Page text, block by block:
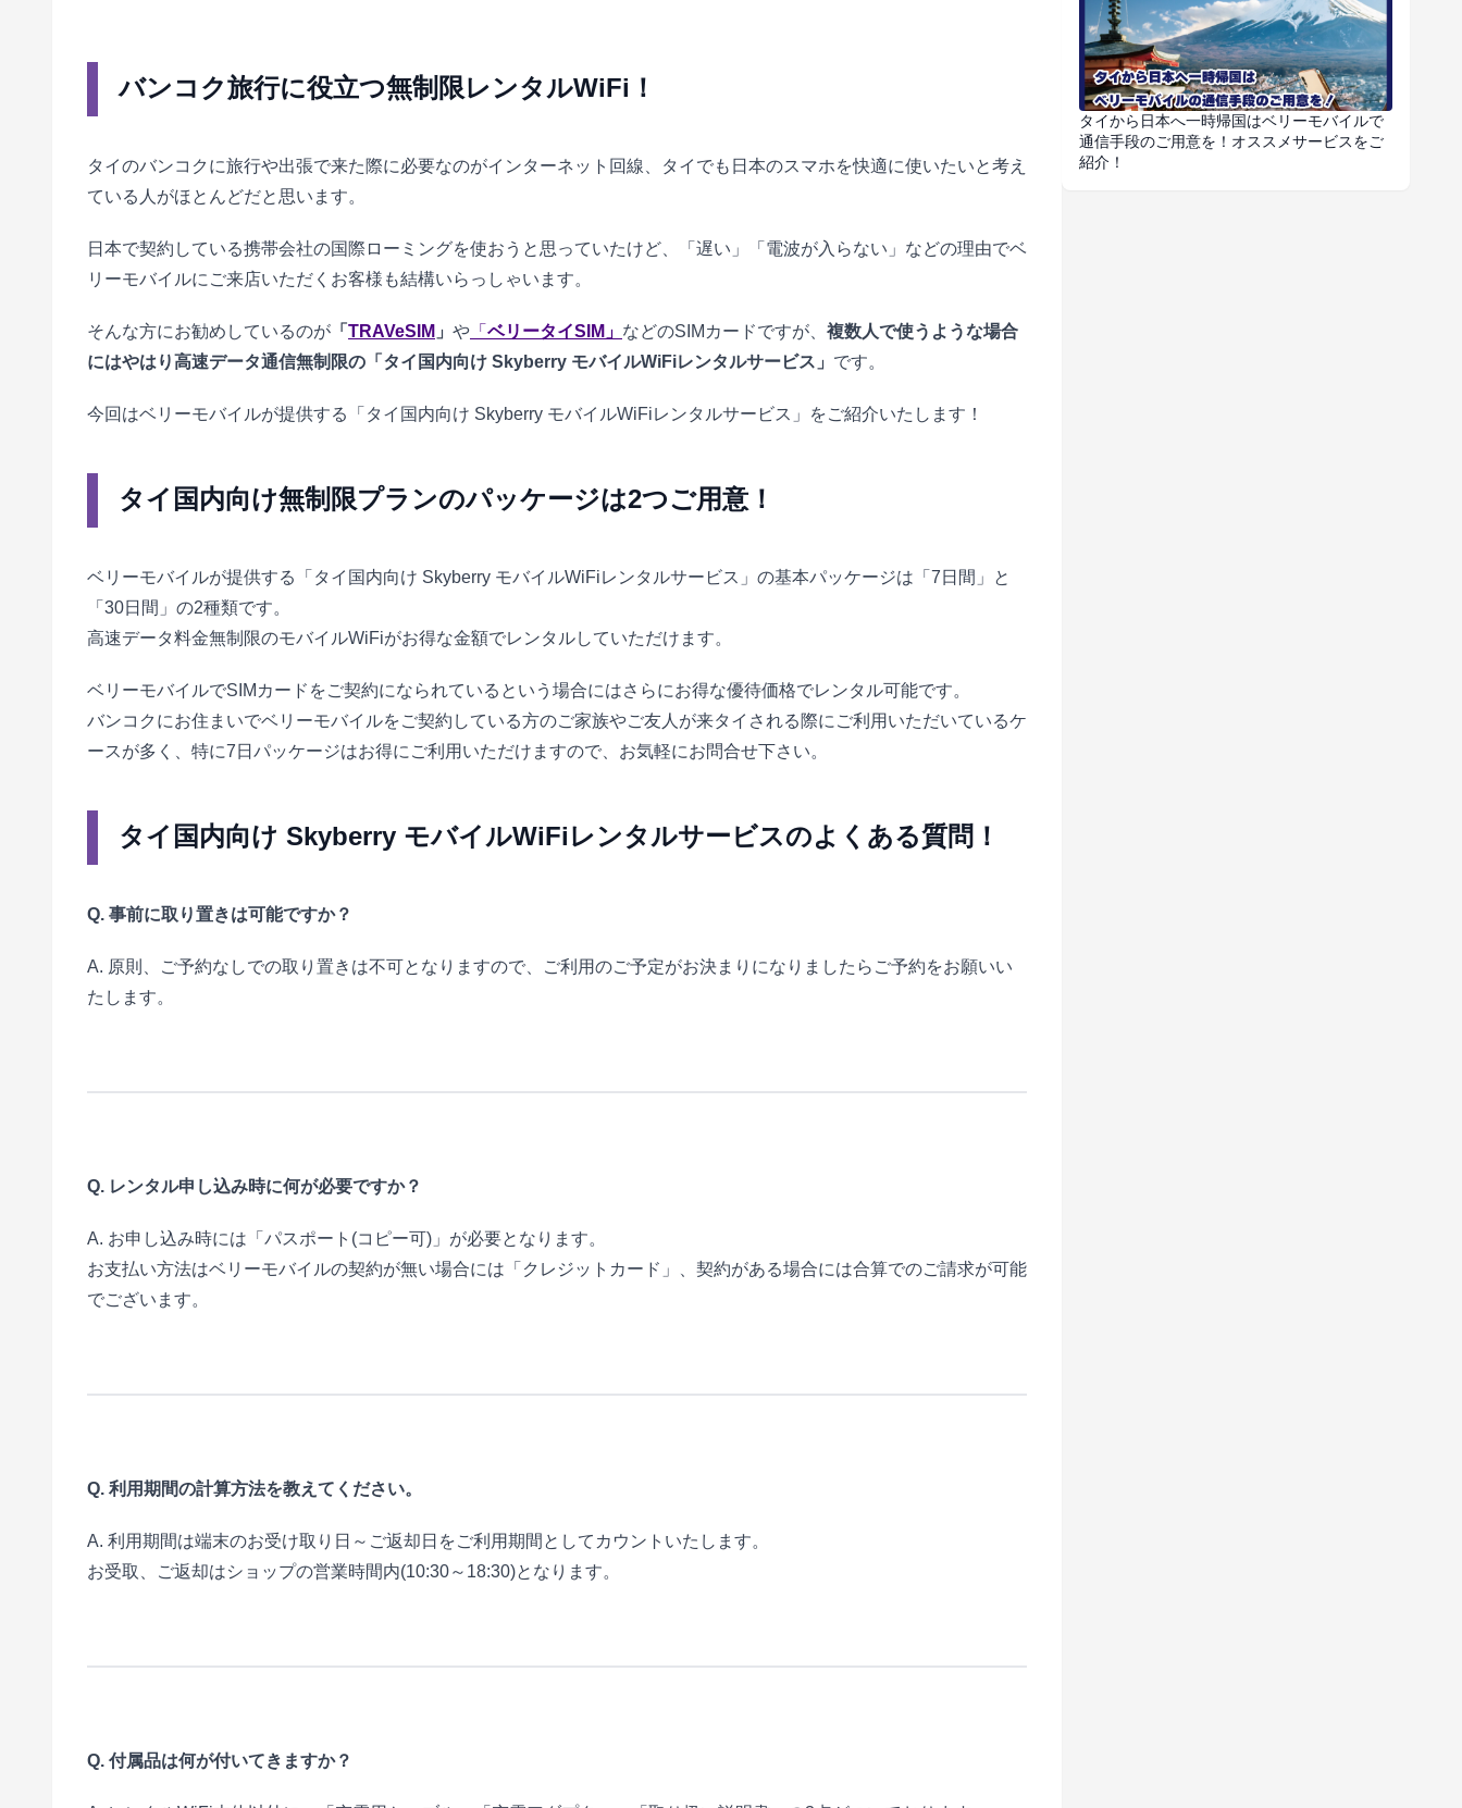
バンコク旅行に役立つ無制限レンタルWiFi！
タイのバンコクに旅行や出張で来た際に必要なのがインターネット回線、タイでも日本のスマホを快適に使いたいと考え
ている人がほとんどだと思います。
日本で契約している携帯会社の国際ローミングを使おうと思っていたけど、「遅い」「電波が入らない」などの理由でベ
リーモバイルにご来店いただくお客様も結構いらっしゃいます。
そんな方にお勧めしているのが 「 TRAVeSIM 」 や 「 ベリータイSIM」 などのSIMカードですが、 複数人で使うような場合
にはやはり高速データ通信無制限の「タイ国内向け Skyberry モバイルWiFiレンタルサービス」 です。
今回はベリーモバイルが提供する「タイ国内向け Skyberry モバイルWiFiレンタルサービス」をご紹介いたします！
タイ国内向け無制限プランのパッケージは2つご用意！
ベリーモバイルが提供する「タイ国内向け Skyberry モバイルWiFiレンタルサービス」の基本パッケージは「7日間」と
「30日間」の2種類です。
高速データ料金無制限のモバイルWiFiがお得な金額でレンタルしていただけます。
ベリーモバイルでSIMカードをご契約になられているという場合にはさらにお得な優待価格でレンタル可能です。
バンコクにお住まいでベリーモバイルをご契約している方のご家族やご友人が来タイされる際にご利用いただいているケ
ースが多く、特に7日パッケージはお得にご利用いただけますので、お気軽にお問合せ下さい。
タイ国内向け Skyberry モバイルWiFiレンタルサービスのよくある質問！
Q. 事前に取り置きは可能ですか？
A. 原則、ご予約なしでの取り置きは不可となりますので、ご利用のご予定がお決まりになりましたらご予約をお願いい
たします。
Q. レンタル申し込み時に何が必要ですか？
A. お申し込み時には「パスポート(コピー可)」が必要となります。
お支払い方法はベリーモバイルの契約が無い場合には「クレジットカード」、契約がある場合には合算でのご請求が可能
でございます。
Q. 利用期間の計算方法を教えてください。
A. 利用期間は端末のお受け取り日～ご返却日をご利用期間としてカウントいたします。
お受取、ご返却はショップの営業時間内(10:30～18:30)となります。
Q. 付属品は何が付いてきますか？
タイから日本へ一時帰国はベリーモバイルで
通信手段のご用意を！オススメサービスをご
紹介！